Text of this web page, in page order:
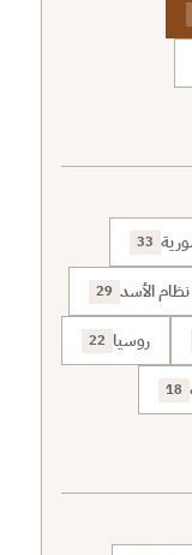
33
نظام الأسد 29
روسيا 22
18